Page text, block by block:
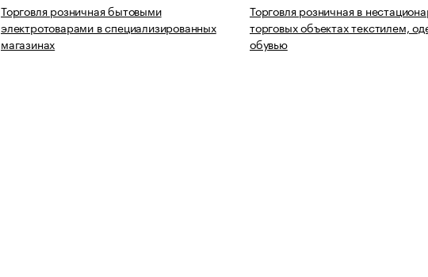
Торговля розничная бытовыми
электротоварами в специализированных
магазинах
Торговля розничная в
торговых объектах текстилем,
обувью